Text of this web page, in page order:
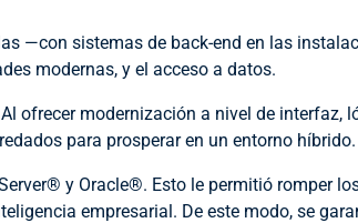
—con sistemas de back-end en las
modernas, y el acceso a datos.
ofrecer modernización a nivel de interfaz,
para prosperar en un entorno híbrido.
y Oracle®. Esto le permitió romper
empresarial. De este modo, se